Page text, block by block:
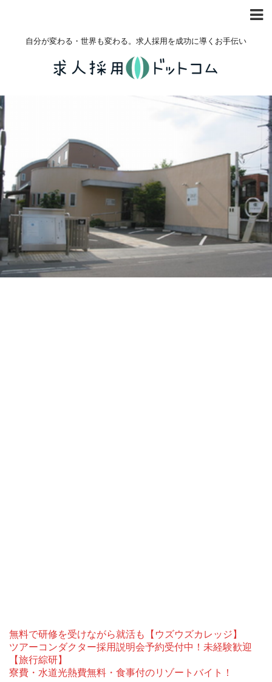
自分が変わる・世界も変わる。求人採用を成功に導くお手伝い
無料で研修を受けながら就活も【ウズウズカレッジ】
ツアーコンダクター採用説明会予約受付中！未経験歓迎
【旅行綜研】
寮費・水道光熱費無料・食事付のリゾートバイト！